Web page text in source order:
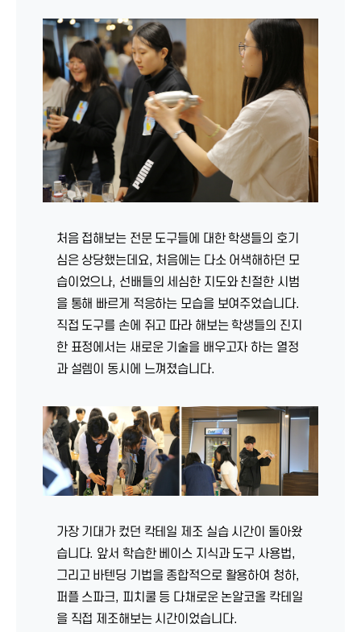
처음 접해보는 전문 도구들에 대한 학생들의 호기
심은 상당했는데요, 처음에는 다소 어색해하던 모
습이었으나, 선배들의 세심한 지도와 친절한 시범
을 통해 빠르게 적응하는 모습을 보여주었습니다.
직접 도구를 손에 쥐고 따라 해보는 학생들의 진지
한 표정에서는 새로운 기술을 배우고자 하는 열정
과 설렘이 동시에 느껴졌습니다.
가장 기대가 컸던 칵테일 제조 실습 시간이 돌아왔
습니다. 앞서 학습한 베이스 지식과 도구 사용법,
그리고 바텐딩 기법을 종합적으로 활용하여 청하,
퍼플 스파크, 피치쿨 등 다채로운 논알코올 칵테일
을 직접 제조해보는 시간이었습니다.